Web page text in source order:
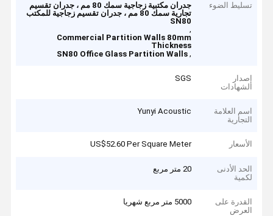
تسليط الضوء
جدران مكتبية زجاجية سمك 80 مم ، جدران تقسيم
تجارية سمك 80 مم ، جدران تقسيم زجاجية للمكتب
SN80
,
Commercial Partition Walls 80mm
Thickness
,
SN80 Office Glass Partition Walls
إصدار
الشهادات
SGS
اسم العلامة
التجارية
Yunyi Acoustic
الأسعار US$52.60 Per Square Meter
الحد الأدنى
لكمية
20 متر مربع
القدرة على
العرض
5000 متر مربع شهريا